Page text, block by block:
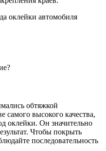
оклейки автомобиля
обтяжкой
самого высокого качества,
оклейки. Он значительно
Чтобы покрыть
последовательность